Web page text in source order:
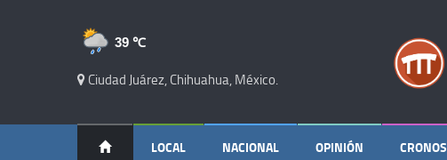
39 ℃
Ciudad Juárez, Chihuahua, México.
LOCAL NACIONAL OPINIÓN CRONOS